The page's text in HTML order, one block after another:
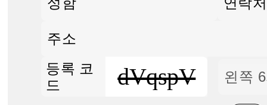
등록 코
드
dVqspV